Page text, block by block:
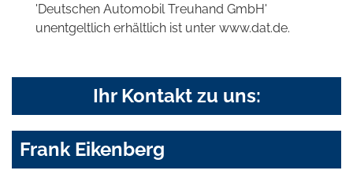
'Deutschen Automobil Treuhand GmbH'
unentgeltlich erhältlich ist unter www.dat.de.
Ihr Kontakt zu uns:
Frank Eikenberg